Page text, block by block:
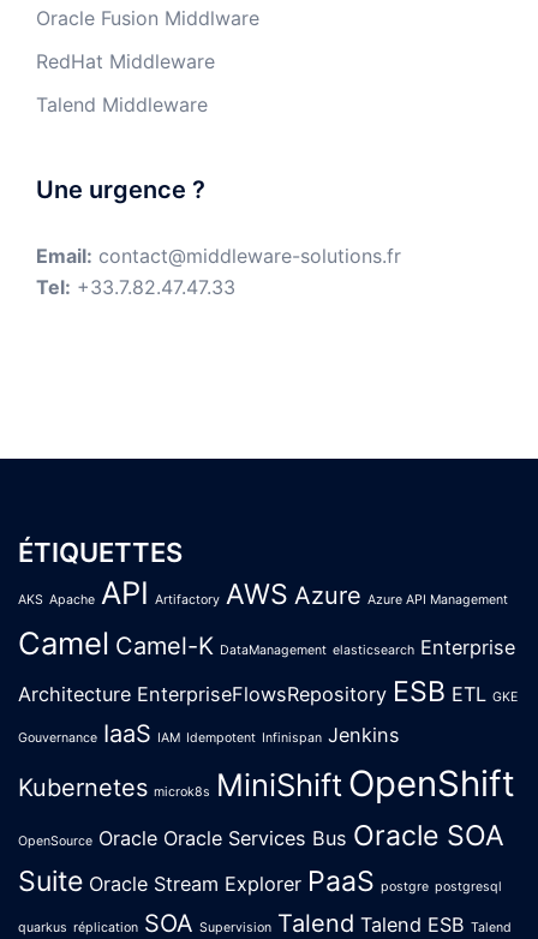
Oracle Fusion Middlware
RedHat Middleware
Talend Middleware
Une urgence ?
Email: contact@middleware-solutions.fr
Tel: +33.7.82.47.47.33
ÉTIQUETTES
AKS Apache API Artifactory AWS Azure Azure API Management
Camel Camel-K DataManagement elasticsearch Enterprise
Architecture EnterpriseFlowsRepository ESB ETL GKE
Gouvernance IaaS IAM Idempotent Infinispan Jenkins
Kubernetes microk8s MiniShift OpenShift
OpenSource Oracle Oracle Services Bus Oracle SOA
Suite Oracle Stream Explorer PaaS postgre postgresql
quarkus réplication SOA Supervision Talend Talend ESB Talend